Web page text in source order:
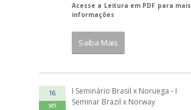
Acesse a Leitura em PDF para mais
informações
Saiba Mais
16
set
I Seminário Brasil x Noruega - I
Seminar Brazil x Norway